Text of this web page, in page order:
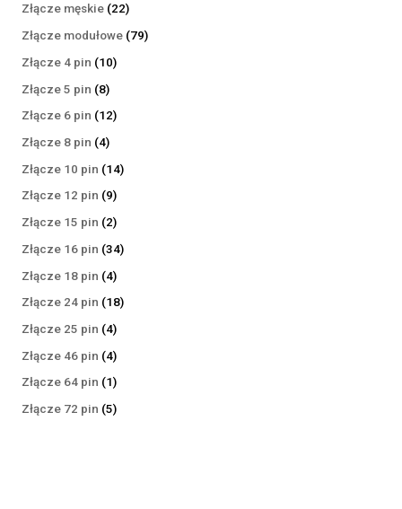
Złącze męskie 2222
produkty
Złącze modułowe 7979
Złącze 4 pin 1010
Złącze 5 pin 88
produktów
Złącze 6 pin 1212
Złącze 8 pin 44
produkty
Złącze 10 pin 1414
Złącze 12 pin 99
produktów
Złącze 15 pin 22
produkty
Złącze 16 pin 3434
Złącze 18 pin 44
produkty
Złącze 24 pin 1818
Złącze 25 pin 44
produkty
Złącze 46 pin 44
produkty
Złącze 64 pin 11
produkt
Złącze 72 pin 55